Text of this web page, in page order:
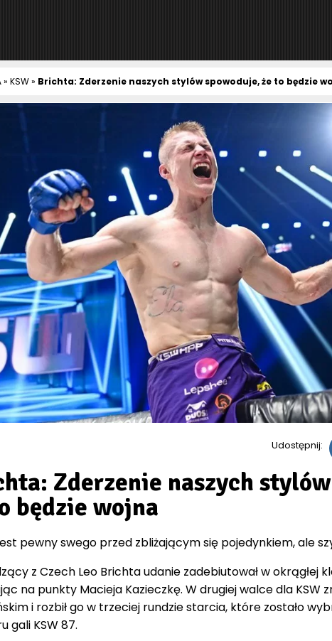
» KSW» Brichta: Zderzenie naszych stylów spowoduje, że to będzie
Udostępnij:
Zderzenie naszych
będzie wojna
pewny swego przed zbliżającym się pojedynkiem, ale
z Czech Leo Brichta udanie zadebiutował w okrągłej
na punkty Macieja Kazieczkę. W drugiej walce dla KSW
i rozbił go w trzeciej rundzie starcia, które zostało
gali KSW 87.